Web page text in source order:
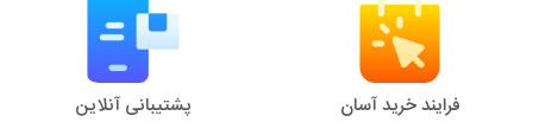
فرایند خرید آسان پشتیبانی آنلاین